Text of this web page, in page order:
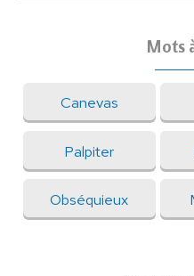
Mots
Canevas
Palpiter
Obséquieux